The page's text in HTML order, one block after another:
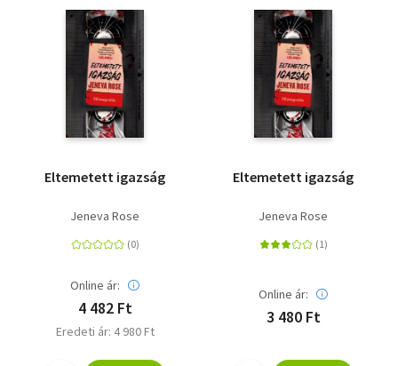
Eltemetett igazság
Jeneva Rose
Online ár:
4 482 Ft
Eredeti ár: 4 980 Ft
Eltemetett igazság
Jeneva Rose
Online ár:
3 480 Ft